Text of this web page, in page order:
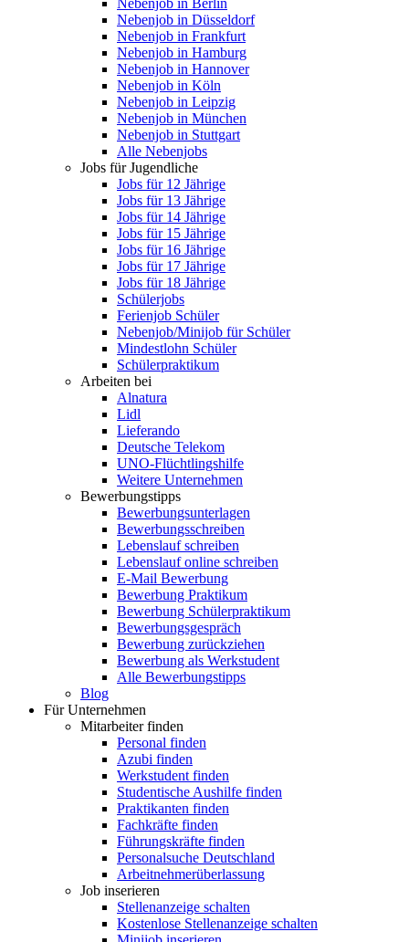
Nebenjob in Berlin
Nebenjob in Düsseldorf
Nebenjob in Frankfurt
Nebenjob in Hamburg
Nebenjob in Hannover
Nebenjob in Köln
Nebenjob in Leipzig
Nebenjob in München
Nebenjob in Stuttgart
Alle Nebenjobs
Jobs für Jugendliche
Jobs für 12 Jährige
Jobs für 13 Jährige
Jobs für 14 Jährige
Jobs für 15 Jährige
Jobs für 16 Jährige
Jobs für 17 Jährige
Jobs für 18 Jährige
Schülerjobs
Ferienjob Schüler
Nebenjob/Minijob für Schüler
Mindestlohn Schüler
Schülerpraktikum
Arbeiten bei
Alnatura
Lidl
Lieferando
Deutsche Telekom
UNO-Flüchtlingshilfe
Weitere Unternehmen
Bewerbungstipps
Bewerbungsunterlagen
Bewerbungsschreiben
Lebenslauf schreiben
Lebenslauf online schreiben
E-Mail Bewerbung
Bewerbung Praktikum
Bewerbung Schülerpraktikum
Bewerbungsgespräch
Bewerbung zurückziehen
Bewerbung als Werkstudent
Alle Bewerbungstipps
Blog
Für Unternehmen
Mitarbeiter finden
Personal finden
Azubi finden
Werkstudent finden
Studentische Aushilfe finden
Praktikanten finden
Fachkräfte finden
Führungskräfte finden
Personalsuche Deutschland
Arbeitnehmerüberlassung
Job inserieren
Stellenanzeige schalten
Kostenlose Stellenanzeige schalten